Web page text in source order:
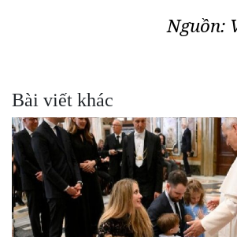
Nguồn:
Bài viết khác